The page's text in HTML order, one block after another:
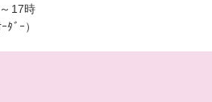
17時
ﾀﾞｰ）